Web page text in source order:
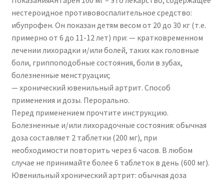
нестероидное противовоспалительное средство:
ибупрофен. Он показан детям весом от 20 до 30 кг (т.е.
примерно от 6 до 11-12 лет) при: — кратковременном
лечении лихорадки и/или болей, таких как головные
боли, гриппоподобные состояния, боли в зубах,
болезненные менструации;
— хронический ювенильный артрит. Способ
применения и дозы. Перорально.
Перед применением прочтите инструкцию.
Болезненные и/или лихорадочные состояния: обычная
доза составляет 2 таблетки (200 мг), при
необходимости повторить через 6 часов. В любом
случае не принимайте более 6 таблеток в день (600 мг).
Ювенильный хронический артрит: обычная доза